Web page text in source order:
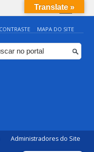
Simplifique!
Comunica BR
Participe
MAPA DO SITE
Administradores do Site
Translate »